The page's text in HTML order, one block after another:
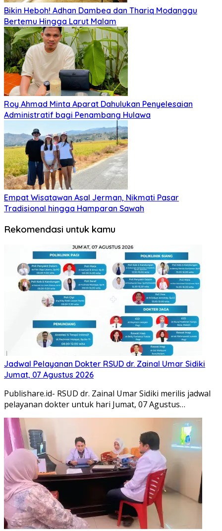
Bikin Heboh! Adhan Dambea dan Thariq Modanggu
Bertemu Hingga Larut Malam
Roy Ahmad Minta Aparat Dahulukan Penyelesaian
Administratif bagi Penambang Hulawa
Empat Wisatawan Asal Jerman, Nikmati Pasar
Tradisional hingga Hamparan Sawah
Rekomendasi untuk kamu
Jadwal Pelayanan Dokter RSUD dr. Zainal Umar Sidiki
Jumat, 07 Agustus 2026
Publishare.id- RSUD dr. Zainal Umar Sidiki merilis jadwal
pelayanan dokter untuk hari Jumat, 07 Agustus…